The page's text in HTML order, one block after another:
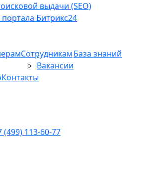
выдачи (SEO)
Битрикс24
Сотрудникам
Вакансии
База знаний
Контакты
(499) 113-60-77